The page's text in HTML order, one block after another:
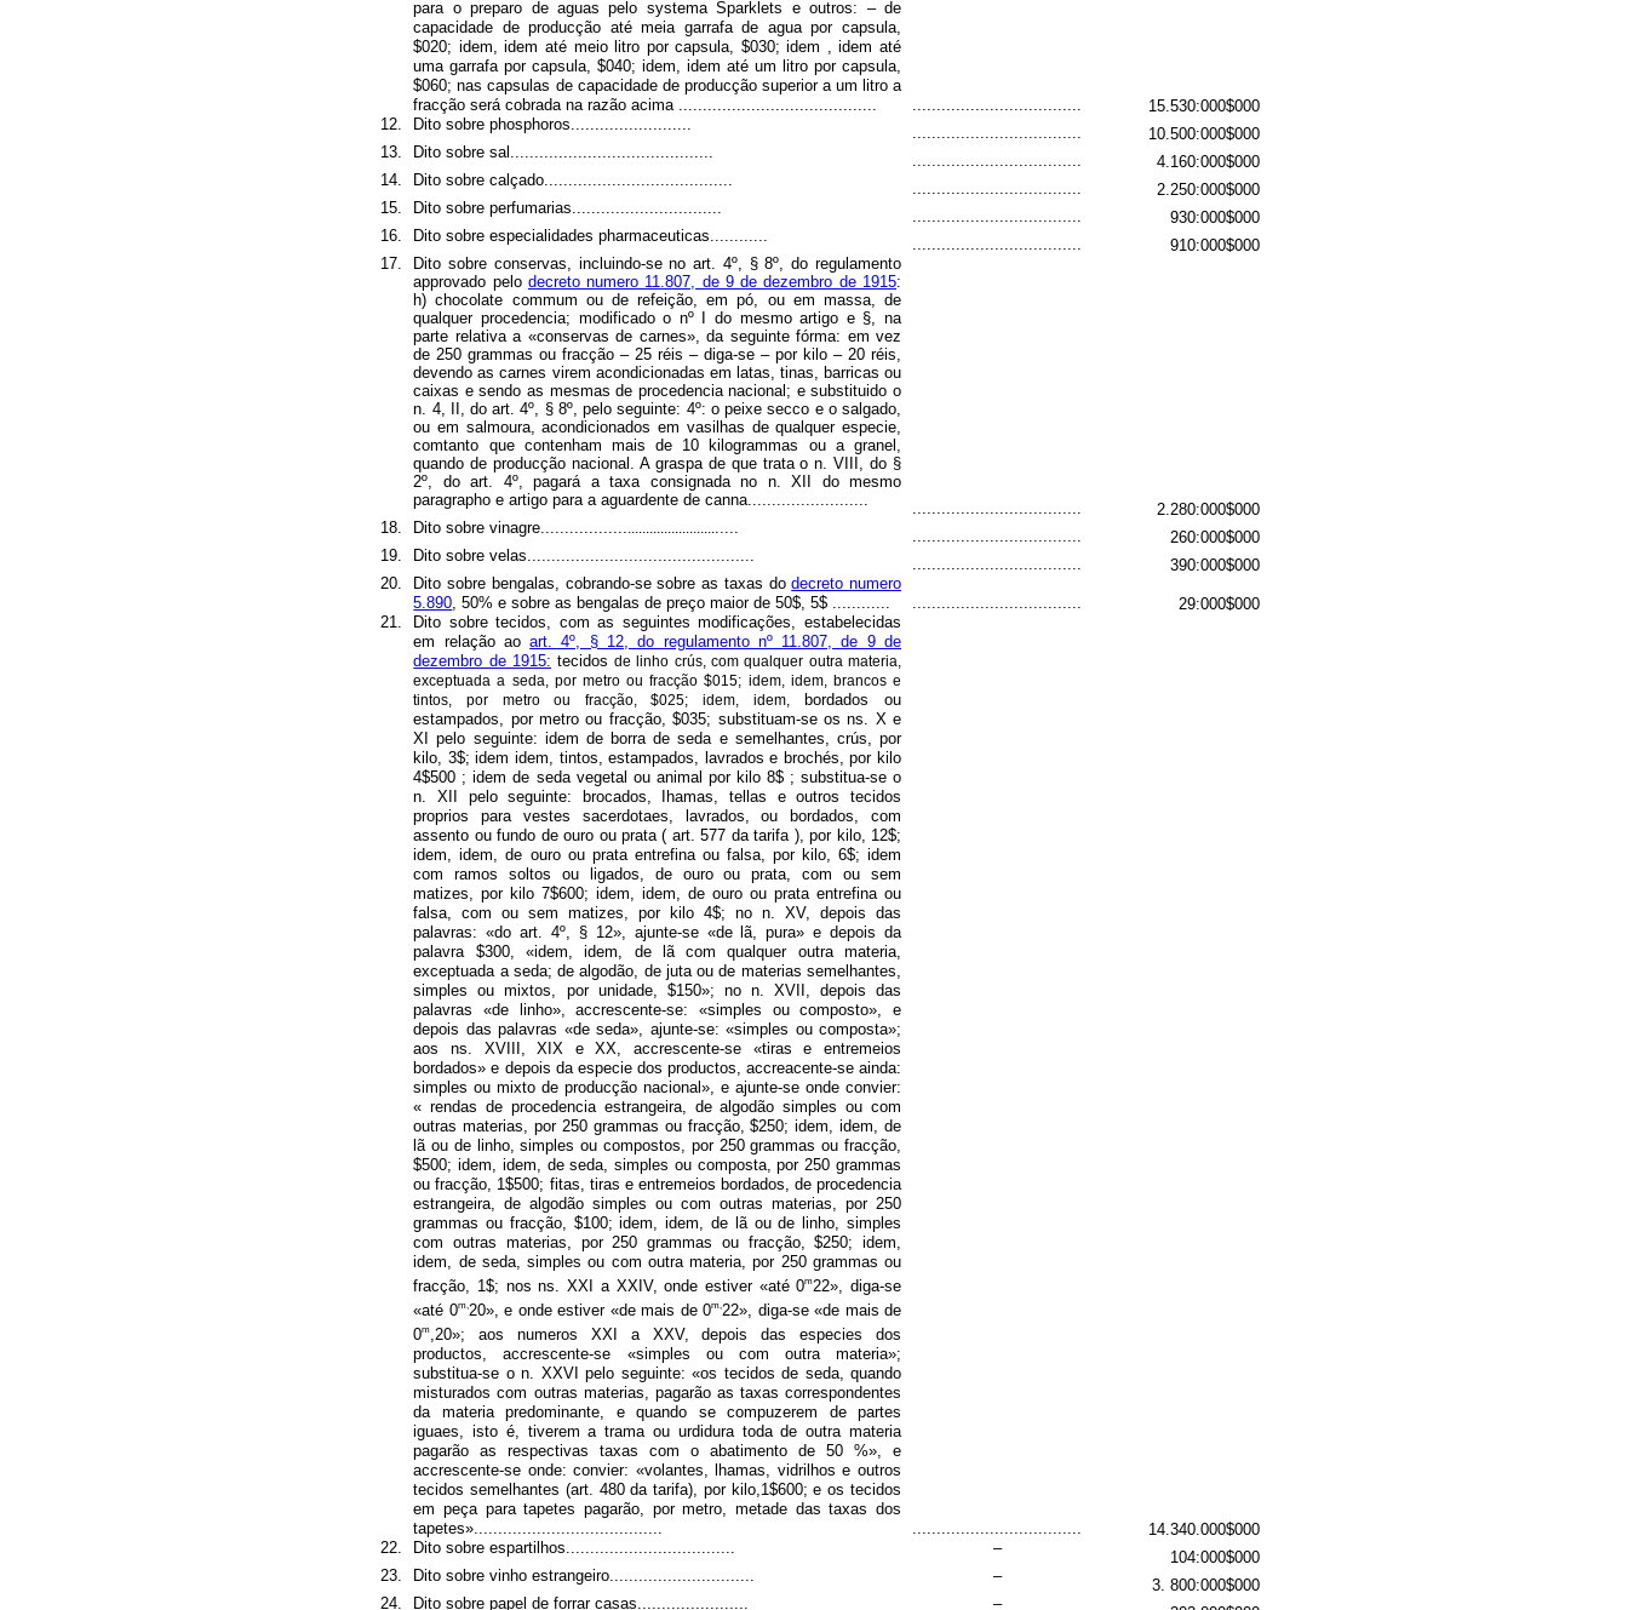
para o preparo de aguas pelo systema Sparklets e outros: – de
capacidade de producção até meia garrafa de agua por capsula,
$020; idem, idem até meio litro por capsula, $030; idem , idem até
uma garrafa por capsula, $040; idem, idem até um litro por capsula,
$060; nas capsulas de capacidade de producção superior a um litro a
fracção será cobrada na razão acima .........................................
...................................
15.530:000$000
12.
Dito sobre phosphoros......................... ...................................
10.500:000$000
13.
Dito sobre sal.......................................... ...................................
4.160:000$000
14.
Dito sobre calçado....................................... ...................................
2.250:000$000
15.
Dito sobre perfumarias............................... ...................................
930:000$000
16.
Dito sobre especialidades pharmaceuticas............ ...................................
910:000$000
17.
Dito sobre conservas, incluindo-se no art. 4º, § 8º, do regulamento
approvado pelo decreto numero 11.807, de 9 de dezembro de 1915:
h) chocolate commum ou de refeição, em pó, ou em massa, de
qualquer procedencia; modificado o nº I do mesmo artigo e §, na
parte relativa a «conservas de carnes», da seguinte fórma: em vez
de 250 grammas ou fracção – 25 réis – diga-se – por kilo – 20 réis,
devendo as carnes virem acondicionadas em latas, tinas, barricas ou
caixas e sendo as mesmas de procedencia nacional; e substituido o
n. 4, II, do art. 4º, § 8º, pelo seguinte: 4º: o peixe secco e o salgado,
ou em salmoura, acondicionados em vasilhas de qualquer especie,
comtanto que contenham mais de 10 kilogrammas ou a granel,
quando de producção nacional. A graspa de que trata o n. VIII, do §
2º, do art. 4º, pagará a taxa consignada no n. XII do mesmo
paragrapho e artigo para a aguardente de canna.........................
...................................
2.280:000$000
18.
Dito sobre vinagre............................................... ...................................
260:000$000
19.
Dito sobre velas............................................... ...................................
390:000$000
20.
Dito sobre bengalas, cobrando-se sobre as taxas dodecreto numero
5.890, 50% e sobre as bengalas de preço maior de 50$, 5$ ............ ...................................
29:000$000
21.
Dito sobre tecidos, com as seguintes modificações, estabelecidas
em relação aoart. 4º, § 12, do regulamento nº 11.807, de 9 de
dezembro de 1915: tecidos de linho crús, com qualquer outra materia,
exceptuada a seda, por metro ou fracção $015; idem, idem, brancos e
tintos, por metro ou fracção, $025; idem, idem,bordados ou
estampados, por metro ou fracção, $035; substituam-se os ns. X e
XI pelo seguinte: idem de borra de seda e semelhantes, crús, por
kilo, 3$; idem idem, tintos, estampados, lavrados e brochés, por kilo
4$500 ; idem de seda vegetal ou animal por kilo 8$ ; substitua-se o
n. XII pelo seguinte: brocados, Ihamas, tellas e outros tecidos
proprios para vestes sacerdotaes, lavrados, ou bordados, com
assento ou fundo de ouro ou prata ( art. 577 da tarifa ), por kilo, 12$;
idem, idem, de ouro ou prata entrefina ou falsa, por kilo, 6$; idem
com ramos soltos ou ligados, de ouro ou prata, com ou sem
matizes, por kilo 7$600; idem, idem, de ouro ou prata entrefina ou
falsa, com ou sem matizes, por kilo 4$; no n. XV, depois das
palavras: «do art. 4º, § 12», ajunte-se «de lã, pura» e depois da
palavra $300, «idem, idem, de lã com qualquer outra materia,
exceptuada a seda; de algodão, de juta ou de materias semelhantes,
simples ou mixtos, por unidade, $150»; no n. XVII, depois das
palavras «de linho», accrescente-se: «simples ou composto», e
depois das palavras «de seda», ajunte-se: «simples ou composta»;
aos ns. XVIII, XIX e XX, accrescente-se «tiras e entremeios
bordados» e depois da especie dos productos, accreacente-se ainda:
simples ou mixto de producção nacional», e ajunte-se onde convier:
« rendas de procedencia estrangeira, de algodão simples ou com
outras materias, por 250 grammas ou fracção, $250; idem, idem, de
lã ou de linho, simples ou compostos, por 250 grammas ou fracção,
$500; idem, idem, de seda, simples ou composta, por 250 grammas
ou fracção, 1$500; fitas, tiras e entremeios bordados, de procedencia
estrangeira, de algodão simples ou com outras materias, por 250
grammas ou fracção, $100; idem, idem, de lã ou de linho, simples
com outras materias, por 250 grammas ou fracção, $250; idem,
idem, de seda, simples ou com outra materia, por 250 grammas ou
fracção, 1$; nos ns. XXI a XXIV, onde estiver «até 0m22», diga-se
«até 0m,20», e onde estiver «de mais de 0m,22», diga-se «de mais de
0m,20»; aos numeros XXI a XXV, depois das especies dos
productos, accrescente-se «simples ou com outra materia»;
substitua-se o n. XXVI pelo seguinte: «os tecidos de seda, quando
misturados com outras materias, pagarão as taxas correspondentes
da materia predominante, e quando se compuzerem de partes
iguaes, isto é, tiverem a trama ou urdidura toda de outra materia
pagarão as respectivas taxas com o abatimento de 50 %», e
accrescente-se onde: convier: «volantes, lhamas, vidrilhos e outros
tecidos semelhantes (art. 480 da tarifa), por kilo,1$600; e os tecidos
em peça para tapetes pagarão, por metro, metade das taxas dos
tapetes».......................................
...................................
14.340.000$000
22.
Dito sobre espartilhos................................... –
104:000$000
23.
Dito sobre vinho estrangeiro.............................. –
3. 800:000$000
24.
Dito sobre papel de forrar casas....................... –